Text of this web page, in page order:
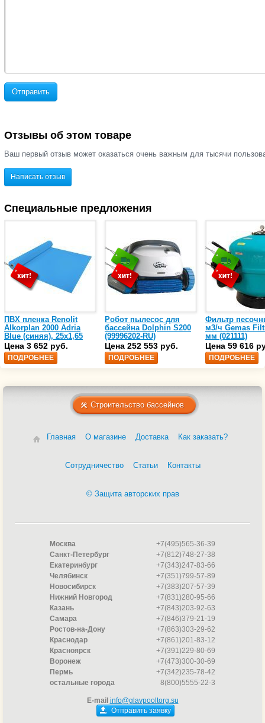
Отправить
Отзывы об этом товаре
Ваш первый отзыв может оказаться очень важным для тысячи
Написать отзыв
Специальные предложения
ПВХ пленка Renolit
Alkorplan 2000 Adria
Blue (синяя), 25х1,65
(35216203)
Цена 3 652 руб.
ПОДРОБНЕЕ
Робот пылесос для
бассейна Dolphin S200
(99996202-RU)
Цена 252 553 руб.
ПОДРОБНЕЕ
Фильтр
м3/ч Gemas
мм (021111)
Цена 59 616
ПОДРОБНЕЕ
Строительство бассейнов
Главная О магазине Доставка Как заказать?
Сотрудничество Статьи Контакты
© Защита авторских прав
Москва
+7(495)565-36-39
Санкт-Петербург
+7(812)748-27-38
Екатеринбург
+7(343)247-83-66
Челябинск
+7(351)799-57-89
Новосибирск
+7(383)207-57-39
Нижний Новгород
+7(831)280-95-66
Казань
+7(843)203-92-63
Самара
+7(846)379-21-19
Ростов-на-Дону
+7(863)303-29-62
Краснодар
+7(861)201-83-12
Красноярск
+7(391)229-80-69
Воронеж
+7(473)300-30-69
Пермь
+7(342)235-78-42
остальные города
8(800)5555-22-3
E-mail info@glavpooltorg.su
Отправить заявку